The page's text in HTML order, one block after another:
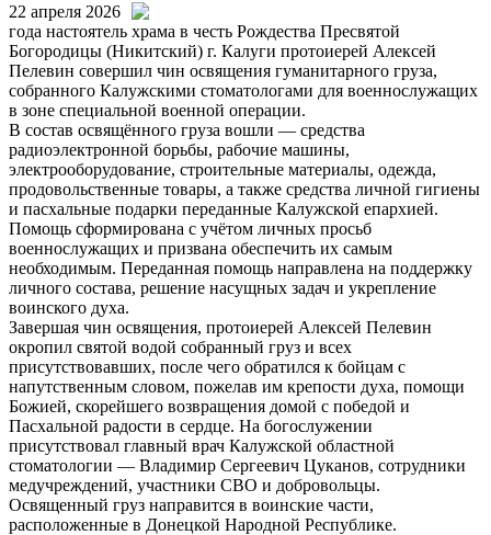
22 апреля 2026
года настоятель храма в честь Рождества Пресвятой
Богородицы (Никитский) г. Калуги протоиерей Алексей
Пелевин совершил чин освящения гуманитарного груза,
собранного Калужскими стоматологами для военнослужащих
в зоне специальной военной операции.
В состав освящённого груза вошли — средства
радиоэлектронной борьбы, рабочие машины,
электрооборудование, строительные материалы, одежда,
продовольственные товары, а также средства личной гигиены
и пасхальные подарки переданные Калужской епархией.
Помощь сформирована с учётом личных просьб
военнослужащих и призвана обеспечить их самым
необходимым. Переданная помощь направлена на поддержку
личного состава, решение насущных задач и укрепление
воинского духа.
Завершая чин освящения, протоиерей Алексей Пелевин
окропил святой водой собранный груз и всех
присутствовавших, после чего обратился к бойцам с
напутственным словом, пожелав им крепости духа, помощи
Божией, скорейшего возвращения домой с победой и
Пасхальной радости в сердце. На богослужении
присутствовал главный врач Калужской областной
стоматологии — Владимир Сергеевич Цуканов, сотрудники
медучреждений, участники СВО и добровольцы.
Освященный груз направится в воинские части,
расположенные в Донецкой Народной Республике.